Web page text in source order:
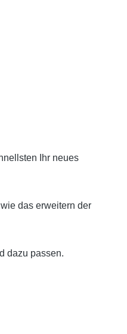
Ihr neues
das erweitern der
dazu passen.